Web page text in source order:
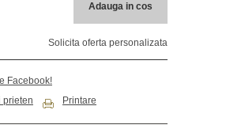
Adauga in cos
Solicita oferta personalizata
Facebook!
prieten
Printare